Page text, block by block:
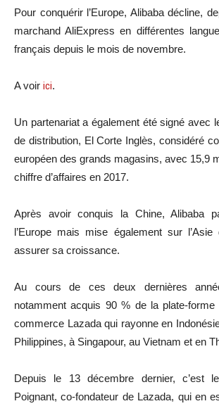
Pour conquérir l’Europe, Alibaba décline,
marchand AliExpress en différentes
français depuis le mois de novembre.
A voir ici.
Un partenariat a également été signé avec
de distribution, El Corte Inglès, considéré
européen des grands magasins, avec 15,9
chiffre d’affaires en 2017.
Après avoir conquis la Chine, Alibaba
l’Europe mais mise également sur
assurer sa croissance.
Au cours de ces deux dernières
notamment acquis 90 % de la plate-forme
commerce Lazada qui rayonne en
Philippines, à Singapour, au Vietnam et en
Depuis le 13 décembre dernier, c’est
Poignant, co-fondateur de Lazada, qui en